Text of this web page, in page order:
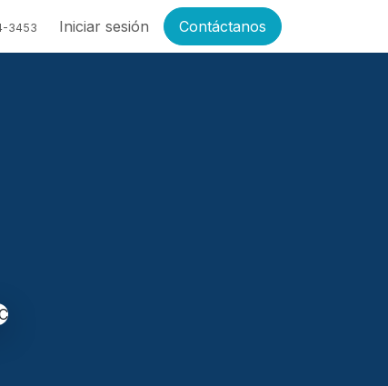
3453 Iniciar sesión Contáctanos